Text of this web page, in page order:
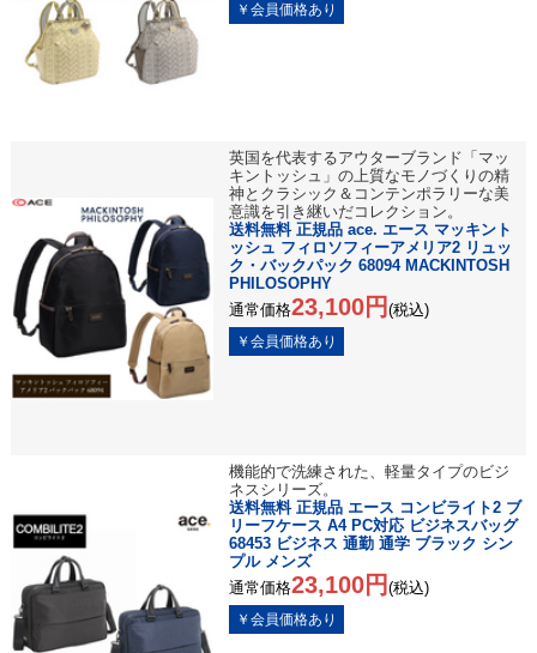
英国を代表するアウターブランド「マッ
キントッシュ」の上質なモノづくりの精
神とクラシック＆コンテンポラリーな美
意識を引き継いだコレクション。
送料無料 正規品 ace. エース マッキント
ッシュ フィロソフィーアメリア2 リュッ
ク・バックパック 68094 MACKINTOSH
PHILOSOPHY
通常価格23,100円 (税込)
機能的で洗練された、軽量タイプのビジ
ネスシリーズ。
送料無料 正規品 エース コンビライト2 ブ
リーフケース A4 PC対応 ビジネスバッグ
68453 ビジネス 通勤 通学 ブラック シン
プル メンズ
通常価格23,100円 (税込)